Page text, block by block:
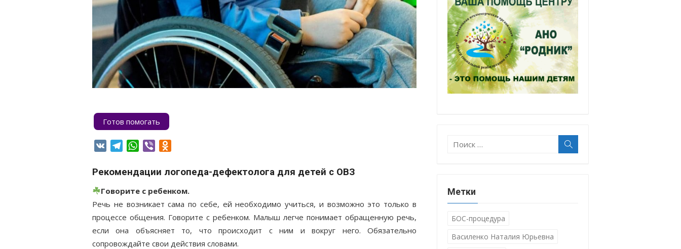
Готов помогать
VK TelegramWhatsApp
Viber
Рекомендации логопеда-дефектолога для детей с ОВЗ
Говорите с ребенком.
Речь не возникает сама по себе, ей необходимо учиться, и возможно это только в
процессе общения. Говорите с ребенком. Малыш легче понимает обращенную речь,
если она объясняет то, что происходит с ним и вокруг него. Обязательно
сопровождайте свои действия словами.
Поиск:
Метки
БОС-процедура
Василенко Наталия Юрьевна